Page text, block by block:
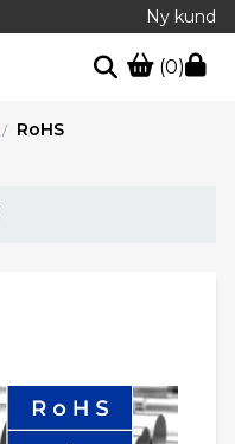
Ny kund
(0)
/ RoHS